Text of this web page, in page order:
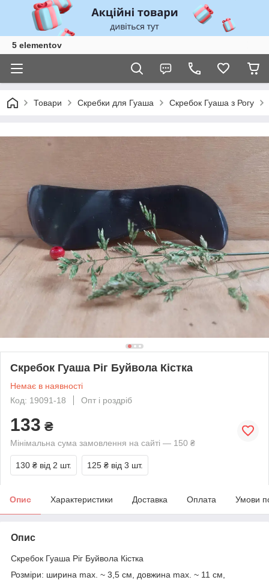
5 elementov
Товари Скребки для Гуаша Скребок Гуаша з Рогу
Скребок Гуаша Ріг Буйвола Кістка
Немає в наявності
Код: 19091-18
Опт і роздріб
133 ₴
Мінімальна сума замовлення на сайті — 150 ₴
130 ₴ від 2 шт. 125 ₴ від 3 шт.
Опис Характеристики Доставка Оплата Умови
Опис
Скребок Гуаша Ріг Буйвола Кістка
Розміри: ширина max. ~ 3,5 см, довжина max. ~ 11 см,